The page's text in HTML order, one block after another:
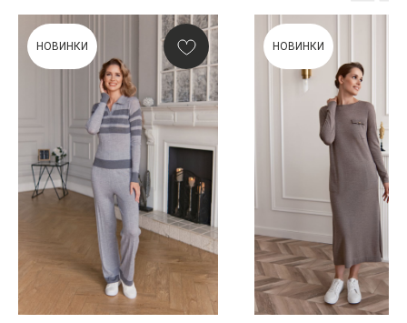
НОВИНКИ НОВИНКИ
ПОДАРОЧНАЯ КАРТА
Что может быть лучше подарка,
сделанного с любовью, теплом
и рассчитанного на долгие годы?
КУПИТЬ КАРТУ